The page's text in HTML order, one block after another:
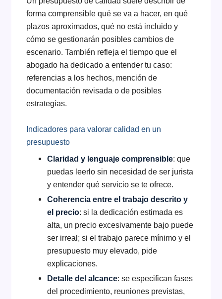
forma comprensible qué se va a hacer, en qué
plazos aproximados, qué no está incluido y
cómo se gestionarán posibles cambios de
escenario. También refleja el tiempo que el
abogado ha dedicado a entender tu caso:
referencias a los hechos, mención de
documentación revisada o de posibles
estrategias.
Indicadores para valorar calidad en un
presupuesto
Claridad y lenguaje comprensible: que
puedas leerlo sin necesidad de ser jurista
y entender qué servicio se te ofrece.
Coherencia entre el trabajo descrito y
el precio: si la dedicación estimada es
alta, un precio excesivamente bajo puede
ser irreal; si el trabajo parece mínimo y el
presupuesto muy elevado, pide
explicaciones.
Detalle del alcance: se especifican fases
del procedimiento, reuniones previstas,